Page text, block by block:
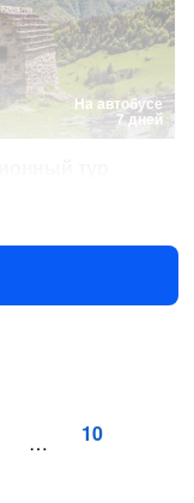
На автобусе
7 дней
… 10